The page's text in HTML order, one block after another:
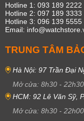
Hotline 1: 093 189 2222
Hotline 2: 097 189 3333
Hotline 3: 096 139 5555
Email:
TRUNG TÂM
Hà Nội: 97 Trần Đại
Mở cửa: 8h30 - 22h30
HCM: 92 Lê Văn Sỹ,
Mở cửa: 8h30 - 22h00